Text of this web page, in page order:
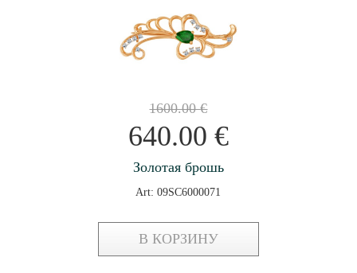
1600.00€
640.00 €
Золотая брошь
Art: 09SC6000071
В КОРЗИНУ